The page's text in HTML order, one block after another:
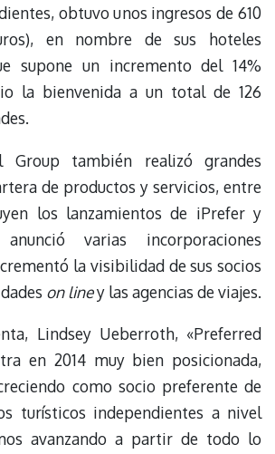
obtuvo unos ingresos de 610
en nombre de sus hoteles
supone un incremento del 14%
la bienvenida a un total de 126
Group también realizó grandes
de productos y servicios, entre
los lanzamientos de iPrefer y
varias incorporaciones
la visibilidad de sus socios
on liney las agencias de viajes.
Lindsey Ueberroth, «Preferred
en 2014 muy bien posicionada,
como socio preferente de
turísticos independientes a nivel
avanzando a partir de todo lo